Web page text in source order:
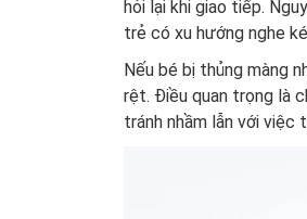
hỏi lại khi giao tiếp.
trẻ có xu hướng nghe
Nếu bé bị thủng màng
rệt. Điều quan trọng là
tránh nhầm lẫn với việc